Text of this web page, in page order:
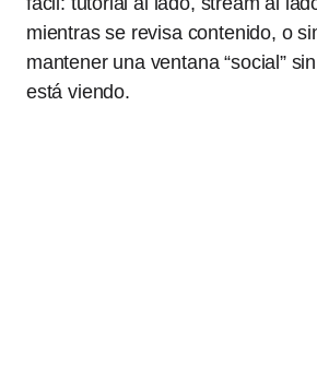
mientras se revisa contenido, o
mantener una ventana “social”
está viendo.